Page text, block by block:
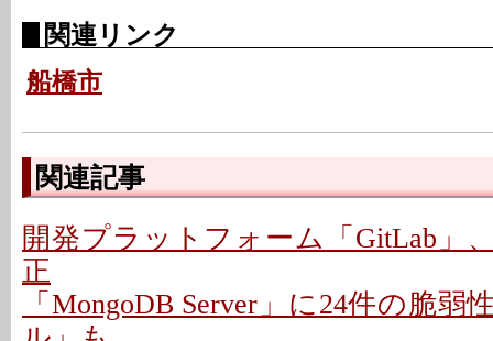
関連リンク
船橋市
関連記事
開発プラットフォーム「GitLab」
正
「MongoDB Server」に24件の脆